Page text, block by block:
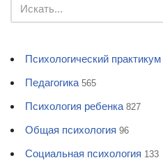
Психологический практикум
Педагогика 565
Психология ребенка 827
Общая психология 96
Социальная психология 133